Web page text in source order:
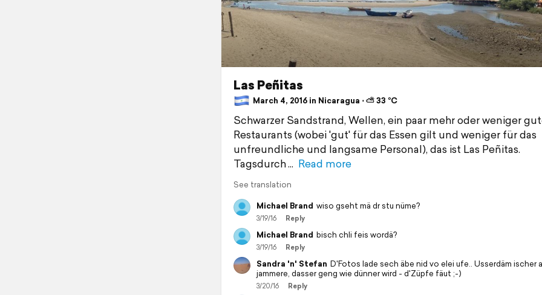
Las Peñitas
March 4, 2016 in Nicaragua ⋅ ⛅ 33 °C
Schwarzer Sandstrand, Wellen, ein paar mehr oder weniger
Restaurants (wobei 'gut' für das Essen gilt und weniger für das
unfreundliche und langsame Personal), das ist Las Peñitas.
Tagsdurch
Read more
See translation
Michael Brand wiso gseht mä dr stu nüme?
3/19/16 Reply
Michael Brand bisch chli feis wordä?
3/19/16 Reply
Sandra 'n' Stefan D'Fotos lade sech äbe nid vo elei ufe.. Usserdäm ischer
jammere, dasser geng wie dünner wird - d'Züpfe fäut ;-)
3/20/16 Reply